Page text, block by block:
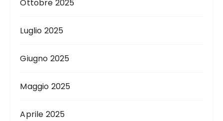
Ottobre 2025
Luglio 2025
Giugno 2025
Maggio 2025
Aprile 2025